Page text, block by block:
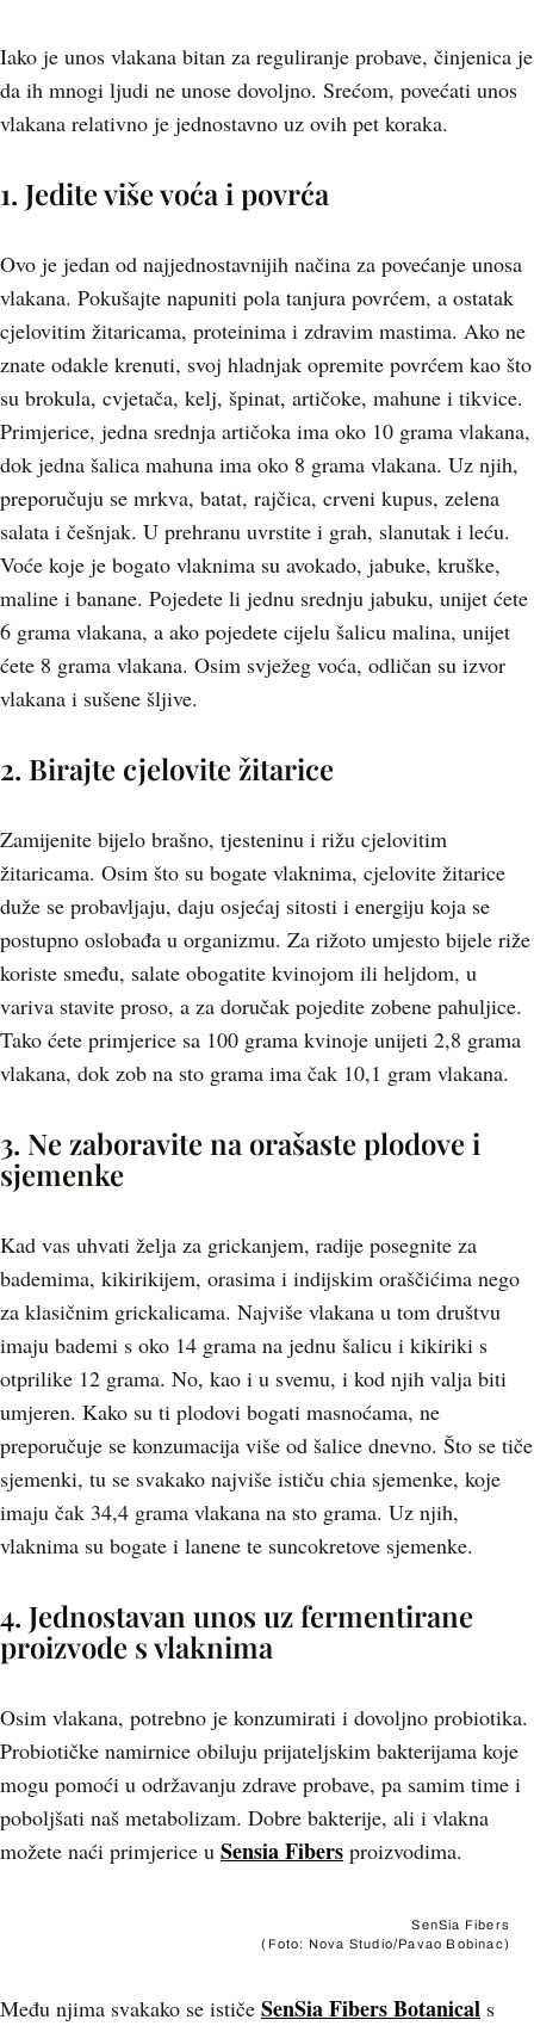
Iako je unos vlakana bitan za reguliranje probave, činjenica je
da ih mnogi ljudi ne unose dovoljno. Srećom, povećati unos
vlakana relativno je jednostavno uz ovih pet koraka.
1. Jedite više voća i povrća
Ovo je jedan od najjednostavnijih načina za povećanje unosa
vlakana. Pokušajte napuniti pola tanjura povrćem, a ostatak
cjelovitim žitaricama, proteinima i zdravim mastima. Ako ne
znate odakle krenuti, svoj hladnjak opremite povrćem kao što
su brokula, cvjetača, kelj, špinat, artičoke, mahune i tikvice.
Primjerice, jedna srednja artičoka ima oko 10 grama vlakana,
dok jedna šalica mahuna ima oko 8 grama vlakana. Uz njih,
preporučuju se mrkva, batat, rajčica, crveni kupus, zelena
salata i češnjak. U prehranu uvrstite i grah, slanutak i leću.
Voće koje je bogato vlaknima su avokado, jabuke, kruške,
maline i banane. Pojedete li jednu srednju jabuku, unijet ćete
6 grama vlakana, a ako pojedete cijelu šalicu malina, unijet
ćete 8 grama vlakana. Osim svježeg voća, odličan su izvor
vlakana i sušene šljive.
2. Birajte cjelovite žitarice
Zamijenite bijelo brašno, tjesteninu i rižu cjelovitim
žitaricama. Osim što su bogate vlaknima, cjelovite žitarice
duže se probavljaju, daju osjećaj sitosti i energiju koja se
postupno oslobađa u organizmu. Za rižoto umjesto bijele riže
koriste smeđu, salate obogatite kvinojom ili heljdom, u
variva stavite proso, a za doručak pojedite zobene pahuljice.
Tako ćete primjerice sa 100 grama kvinoje unijeti 2,8 grama
vlakana, dok zob na sto grama ima čak 10,1 gram vlakana.
3. Ne zaboravite na orašaste plodove i
sjemenke
Kad vas uhvati želja za grickanjem, radije posegnite za
bademima, kikirikijem, orasima i indijskim oraščićima nego
za klasičnim grickalicama. Najviše vlakana u tom društvu
imaju bademi s oko 14 grama na jednu šalicu i kikiriki s
otprilike 12 grama. No, kao i u svemu, i kod njih valja biti
umjeren. Kako su ti plodovi bogati masnoćama, ne
preporučuje se konzumacija više od šalice dnevno. Što se tiče
sjemenki, tu se svakako najviše ističu chia sjemenke, koje
imaju čak 34,4 grama vlakana na sto grama. Uz njih,
vlaknima su bogate i lanene te suncokretove sjemenke.
4. Jednostavan unos uz fermentirane
proizvode s vlaknima
Osim vlakana, potrebno je konzumirati i dovoljno probiotika.
Probiotičke namirnice obiluju prijateljskim bakterijama koje
mogu pomoći u održavanju zdrave probave, pa samim time i
poboljšati naš metabolizam. Dobre bakterije, ali i vlakna
možete naći primjerice u Sensia Fibers proizvodima.
SenSia Fibers
(Foto: Nova Studio/Pavao Bobinac)
Među njima svakako se ističe SenSia Fibers Botanical s